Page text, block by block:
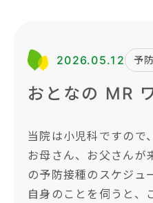
2026.05.12 予
おとなの MR
当院は小児科ですので
お母さん、お父さんが
の予防接種のスケジュ
自身のことを伺うと、